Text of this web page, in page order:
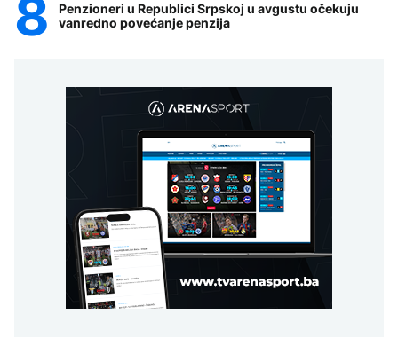
Penzioneri u Republici Srpskoj u avgustu očekuju
vanredno povećanje penzija